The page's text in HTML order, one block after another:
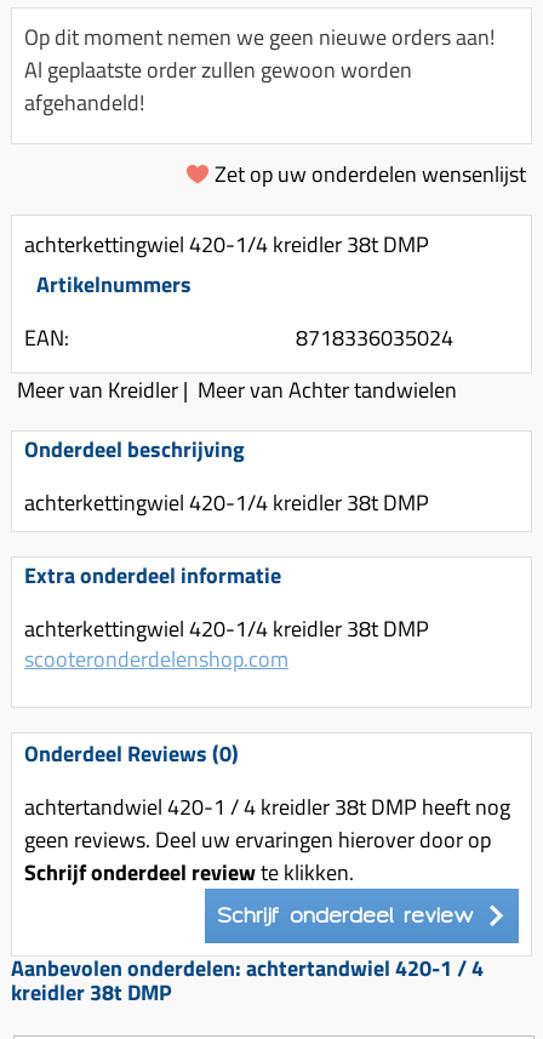
Spanningsregelaar
Toerenbegrenzer
Remlichtschakelaar
Luchtfilter (delen)
Luchtfilter deksel
Motor blokken
Membraan (delen)
Pakking (sets)
Vlotterbak pakking
Powerfilter
Schakel (delen)
Spruitstuk (delen)
Uitlaten compleet
Uitlaat bocht
Radiateur (delen)
Waterpomp (delen)
Variorolsets
Pulley
Variateur (delen)
Variokit
Zuigers
Km teller kabel
Kickstart deksel
Kickstart ronsel
Schokbrekers
Spiegels
Stuur (delen)
Remblokken
Rem (delen)
Remhevels
Remsegmenten
Remschijven
Voorvork
Zadel
Standaard
Kinderzitje (scooter)
Olie-onderhoudsmiddelen
Oppakbeugel
Scooterhoezen
Scooter Kleding
Stickers
Stuurslot
Regenkleding
Vespa accessoires
Voordragers
Accessoires overig
Gereedschap
Op dit moment nemen we geen nieuwe orders aan!
Al geplaatste order zullen gewoon worden
afgehandeld!
Zet op uw onderdelen wensenlijst
achterkettingwiel 420-1/4 kreidler 38t DMP
Artikelnummers
EAN:
8718336035024
Meer van Kreidler| Meer van Achter tandwielen
Onderdeel beschrijving
achterkettingwiel 420-1/4 kreidler 38t DMP
Extra onderdeel informatie
achterkettingwiel 420-1/4 kreidler 38t DMP
scooteronderdelenshop.com
Onderdeel Reviews (0)
achtertandwiel 420-1 / 4 kreidler 38t DMP heeft nog
geen reviews. Deel uw ervaringen hierover door op
Schrijf onderdeel reviewte klikken.
Schrijf onderdeel review
Aanbevolen onderdelen: achtertandwiel 420-1 / 4
kreidler 38t DMP